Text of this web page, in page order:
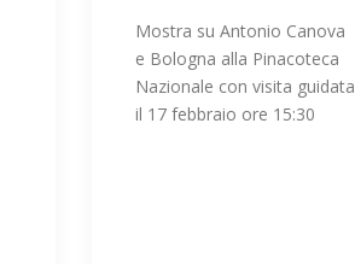
Mostra su Antonio Canova
e Bologna alla Pinacoteca
Nazionale con visita guidata
il 17 febbraio ore 15:30